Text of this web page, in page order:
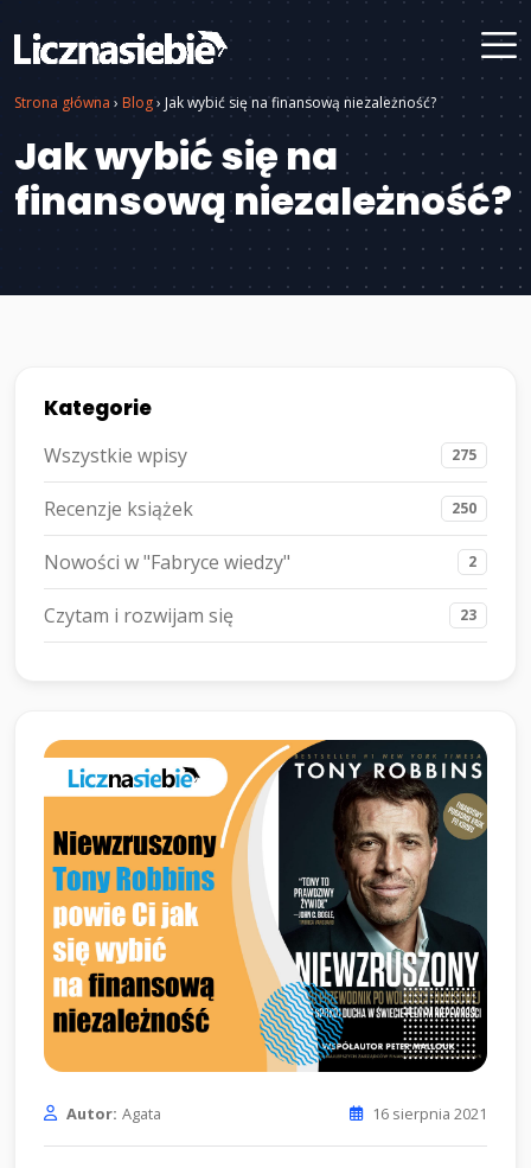
Strona główna › Blog› Jak wybić się na finansową niezależność?
Jak wybić się na
finansową niezależność?
Kategorie
Wszystkie wpisy 275
Recenzje książek 250
Nowości w "Fabryce wiedzy" 2
Czytam i rozwijam się 23
Autor: Agata 16 sierpnia 2021